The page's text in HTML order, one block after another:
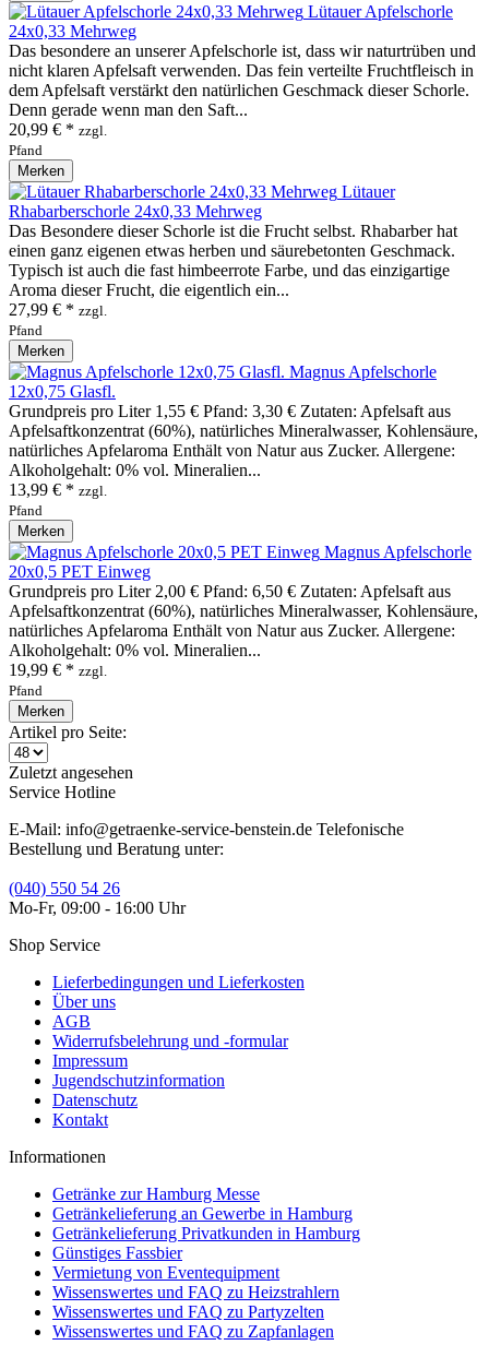
Lütauer Apfelschorle
24x0,33 Mehrweg
Das besondere an unserer Apfelschorle ist, dass wir naturtrüben und
nicht klaren Apfelsaft verwenden. Das fein verteilte Fruchtfleisch in
dem Apfelsaft verstärkt den natürlichen Geschmack dieser Schorle.
Denn gerade wenn man den Saft...
20,99 € * zzgl.
Pfand
Merken
Lütauer
Rhabarberschorle 24x0,33 Mehrweg
Das Besondere dieser Schorle ist die Frucht selbst. Rhabarber hat
einen ganz eigenen etwas herben und säurebetonten Geschmack.
Typisch ist auch die fast himbeerrote Farbe, und das einzigartige
Aroma dieser Frucht, die eigentlich ein...
27,99 € * zzgl.
Pfand
Merken
Magnus Apfelschorle
12x0,75 Glasfl.
Grundpreis pro Liter 1,55 € Pfand: 3,30 € Zutaten: Apfelsaft aus
Apfelsaftkonzentrat (60%), natürliches Mineralwasser, Kohlensäure,
natürliches Apfelaroma Enthält von Natur aus Zucker. Allergene:
Alkoholgehalt: 0% vol. Mineralien...
13,99 € * zzgl.
Pfand
Merken
Magnus Apfelschorle
20x0,5 PET Einweg
Grundpreis pro Liter 2,00 € Pfand: 6,50 € Zutaten: Apfelsaft aus
Apfelsaftkonzentrat (60%), natürliches Mineralwasser, Kohlensäure,
natürliches Apfelaroma Enthält von Natur aus Zucker. Allergene:
Alkoholgehalt: 0% vol. Mineralien...
19,99 € * zzgl.
Pfand
Merken
Artikel pro Seite:
Zuletzt angesehen
Service Hotline
E-Mail: info@getraenke-service-benstein.de Telefonische
Bestellung und Beratung unter:
(040) 550 54 26
Mo-Fr, 09:00 - 16:00 Uhr
Shop Service
Lieferbedingungen und Lieferkosten
Über uns
AGB
Widerrufsbelehrung und -formular
Impressum
Jugendschutzinformation
Datenschutz
Kontakt
Informationen
Getränke zur Hamburg Messe
Getränkelieferung an Gewerbe in Hamburg
Getränkelieferung Privatkunden in Hamburg
Günstiges Fassbier
Vermietung von Eventequipment
Wissenswertes und FAQ zu Heizstrahlern
Wissenswertes und FAQ zu Partyzelten
Wissenswertes und FAQ zu Zapfanlagen